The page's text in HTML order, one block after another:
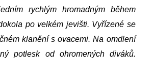
rychlým hromadným během
po velkém jevišti. Vyřízené se
klanění s ovacemi. Na omdlení
potlesk od ohromených diváků.